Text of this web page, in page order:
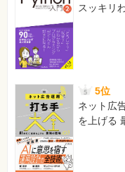
スッキリ
5位
ネット広
を上げる